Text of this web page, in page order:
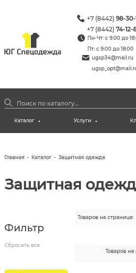
+7 (8442) 98-
+7 (8442) 74-12-
Пн-Чт: с 9:00 до
Пт: с 9:00 до 18:00
ugsp34@mail.ru
Каталог Услуги
Главная- Каталог- Защитная одежда
Защитная
Фильтр
Товаров на странице:
Товаров на